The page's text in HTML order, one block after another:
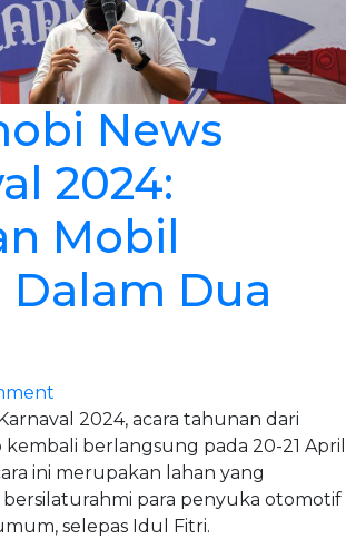
News
2024:
Mobil
Dalam Dua
2024, acara tahunan dari
berlangsung pada 20-21 April
ini merupakan lahan yang
para penyuka otomotif
selepas Idul Fitri.